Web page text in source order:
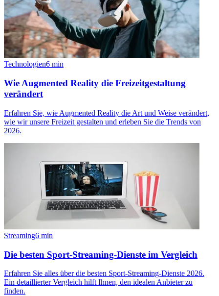
Technologien6 min
Wie Augmented Reality die Freizeitgestaltung
verändert
Erfahren Sie, wie Augmented Reality die Art und Weise verändert,
wie wir unsere Freizeit gestalten und erleben Sie die Trends von
2026.
Streaming6 min
Die besten Sport-Streaming-Dienste im Vergleich
Erfahren Sie alles über die besten Sport-Streaming-Dienste 2026.
Ein detaillierter Vergleich hilft Ihnen, den idealen Anbieter zu
finden.